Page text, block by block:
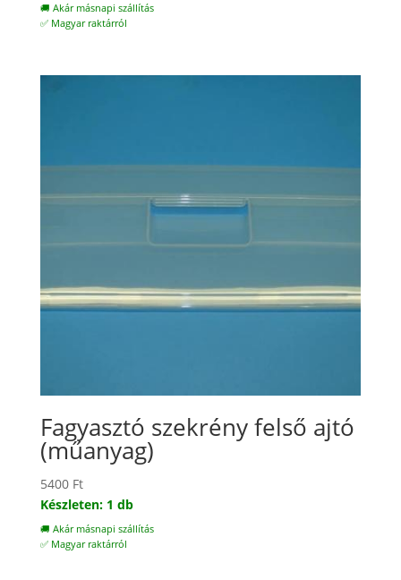
🚚 Akár másnapi szállítás
✅ Magyar raktárról
Fagyasztó szekrény felső ajtó
(műanyag)
5400 Ft
Készleten: 1 db
🚚 Akár másnapi szállítás
✅ Magyar raktárról